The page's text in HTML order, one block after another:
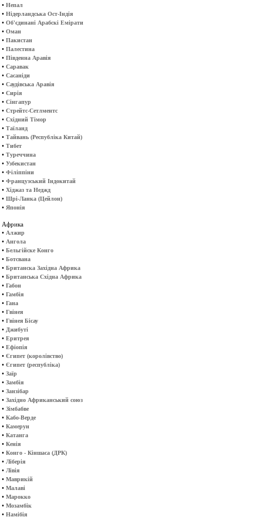
• Непал
• Нідерландська Ост-Індія
• Об'єдинані Арабскі Емірати
• Оман
• Пакистан
• Палестина
• Південна Аравія
• Саравак
• Сасаніди
• Саудівська Аравія
• Сирія
• Сінгапур
• Стрейтс-Сетлментс
• Східний Тімор
• Таїланд
• Тайвань (Республіка Китай)
• Тибет
• Туреччина
• Узбекистан
• Філіппіни
• Французський Індокитай
• Хіджаз та Неджд
• Шрі-Ланка (Цейлон)
• Японія
Африка
• Алжир
• Ангола
• Бельгійске Конго
• Ботсвана
• Британска Західна Африка
• Британська Східна Африка
• Габон
• Гамбія
• Гана
• Гвінея
• Гвінея Бісау
• Джибуті
• Еритрея
• Ефіопія
• Єгипет (королівство)
• Єгипет (республіка)
• Заїр
• Замбія
• Занзібар
• Західно Африканський союз
• Зімбабве
• Кабо-Верде
• Камерун
• Катанга
• Кенія
• Конго - Кіншаса (ДРК)
• Ліберія
• Лівія
• Маврикій
• Малаві
• Марокко
• Мозамбік
• Намібія